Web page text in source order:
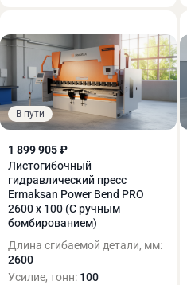
В пути
1 899 905 ₽
Листогибочный
гидравлический пресс
Ermaksan Power Bend PRO
2600 x 100 (С ручным
бомбированием)
Длина сгибаемой детали, мм:
2600
Усилие, тонн: 100